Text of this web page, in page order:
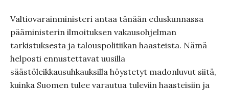
Valtiovarainministeri antaa tänään eduskunnassa
pääministerin ilmoituksen vakausohjelman
tarkistuksesta ja talouspolitiikan haasteista. Nämä
helposti ennustettavat uusilla
säästöleikkausuhkauksilla höystetyt madonluvut siitä,
kuinka Suomen tulee varautua tuleviin haasteisiin ja